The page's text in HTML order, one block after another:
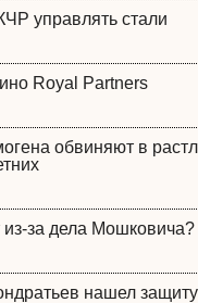
управлять стали
Royal Partners
обвиняют в
из-за дела Мошковича?
нашел